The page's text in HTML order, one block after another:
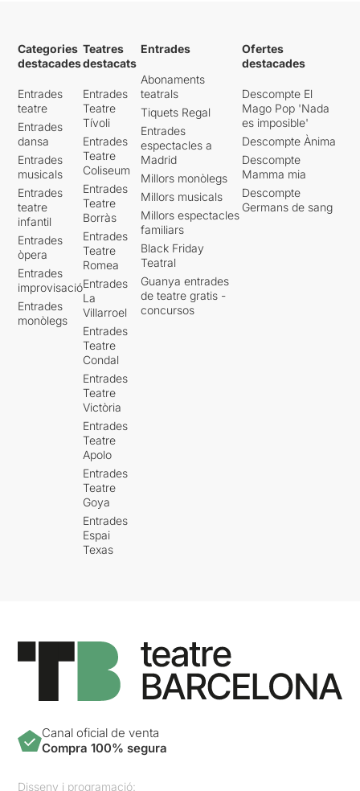
Categories
destacades
Entrades
teatre
Entrades
dansa
Entrades
musicals
Entrades
teatre
infantil
Entrades
òpera
Entrades
improvisació
Entrades
monòlegs
Teatres
destacats
Entrades
Teatre
Tívoli
Entrades
Teatre
Coliseum
Entrades
Teatre
Borràs
Entrades
Teatre
Romea
Entrades
La
Villarroel
Entrades
Teatre
Condal
Entrades
Teatre
Victòria
Entrades
Teatre
Apolo
Entrades
Teatre
Goya
Entrades
Espai
Texas
Entrades
Abonaments
teatrals
Tiquets Regal
Entrades
espectacles a
Madrid
Millors monòlegs
Millors musicals
Millors espectacles
familiars
Black Friday
Teatral
Guanya entrades
de teatre gratis -
concursos
Ofertes
destacades
Descompte El
Mago Pop 'Nada
es imposible'
Descompte Ànima
Descompte
Mamma mia
Descompte
Germans de sang
Canal oficial de venta
Compra 100% segura
Disseny i programació: